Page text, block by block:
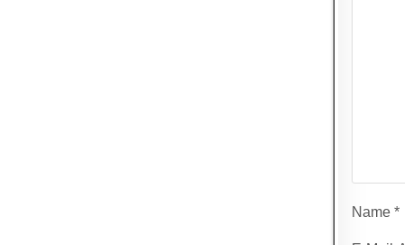
Name*